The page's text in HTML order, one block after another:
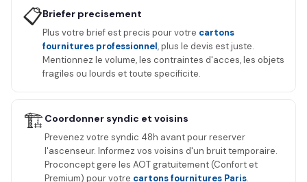
📋Briefer precisement
Plus votre brief est precis pour votre cartons
fournitures professionnel, plus le devis est juste.
Mentionnez le volume, les contraintes d'acces, les objets
fragiles ou lourds et toute specificite.
🏗️ Coordonner syndic et voisins
Prevenez votre syndic 48h avant pour reserver
l'ascenseur. Informez vos voisins d'un bruit temporaire.
Proconcept gere les AOT gratuitement (Confort et
Premium) pour votre cartons fournitures Paris.